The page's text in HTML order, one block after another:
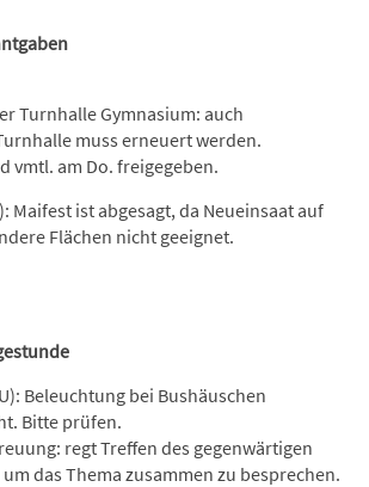
Turnhalle Gymnasium: auch
muss erneuert werden.
vmtl. am Do. freigegeben.
Maifest ist abgesagt, da Neueinsaat auf
Flächen nicht geeignet.
Beleuchtung bei Bushäuschen
Bitte prüfen.
regt Treffen des gegenwärtigen
das Thema zusammen zu besprechen.